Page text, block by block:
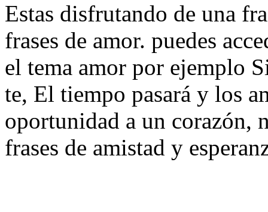
Estas disfrutando de una
frases de amor. puedes
el tema amor por ejemplo
te, El tiempo pasará y los
oportunidad a un corazón,
frases de amistad y